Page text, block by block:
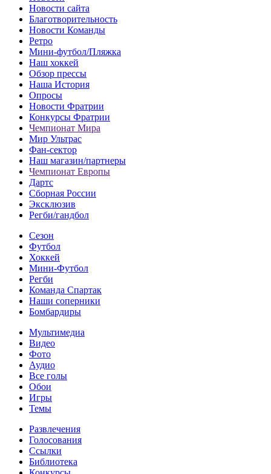
Новости сайта
Благотворительность
Новости Команды
Ретро
Мини-футбол/Пляжка
Наш хоккей
Обзор прессы
Наша История
Опросы
Новости Фратрии
Конкурсы Фратрии
Чемпионат Мира
Мир Ультрас
Фан-cектор
Наш магазин/партнеры
Чемпионат Европы
Дартс
Сборная России
Эксклюзив
Регби/гандбол
Сезон
Футбол
Хоккей
Мини-Футбол
Регби
Команда Спартак
Наши соперники
Бомбардиры
Мультимедиа
Видео
Фото
Аудио
Все голы
Обои
Игры
Темы
Развлечения
Голосования
Ссылки
Библиотека